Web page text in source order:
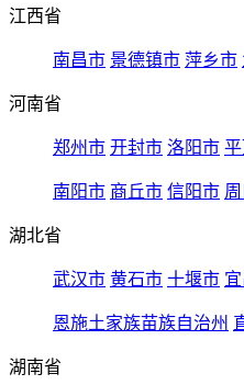
江西省
南昌市 景德镇市 萍乡市
河南省
郑州市 开封市 洛阳市
南阳市 商丘市 信阳市
湖北省
武汉市 黄石市 十堰市
恩施土家族苗族自治州
湖南省